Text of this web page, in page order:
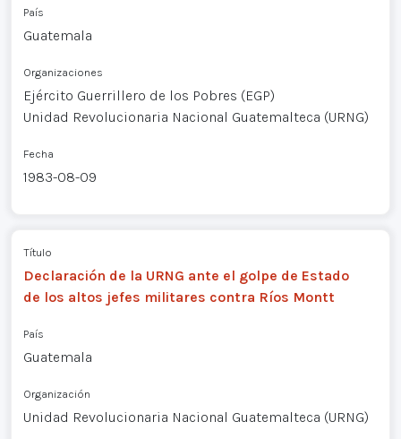
País
Guatemala
Organizaciones
Ejército Guerrillero de los Pobres (EGP)
Unidad Revolucionaria Nacional Guatemalteca (URNG)
Fecha
1983-08-09
Título
Declaración de la URNG ante el golpe de Estado
de los altos jefes militares contra Ríos Montt
País
Guatemala
Organización
Unidad Revolucionaria Nacional Guatemalteca (URNG)